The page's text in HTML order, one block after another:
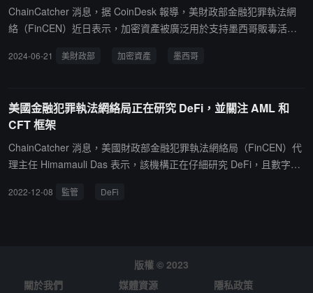
認為這一立場同樣適用。目前，Roman Storm 的律師團隊請求法院
要求政府披露所有與 FinCEN 的通信，並提供與 Samourai Wallet 案
ChainCatcher 消息，据 CoinDesk 報導，美財政部金融犯罪執法網
絡（FinCEN）近日表示，加密資產被廣泛用於支持墨西哥販毒活動
T，美國金融公司應注意生產這種危險麻醉品的犯罪組織網絡。
2024-06-21 美財政部 加密資產 墨西哥
美國金融犯罪執法網絡局正在研究 DeFi，並關注 AML 和
CFT 框架
ChainCatcher 消息，美國財政部金融犯罪執法網絡局（FinCEN）代
理主任 Himamauli Das 表示，該機構正在仔細研究 DeFi，且數字資
細關注針對加密貨幣和數字資產的反洗錢（AML）和打擊恐怖主義融
2022-12-08 監管 DeFi
版權 © 2023
關於我們
媒體資源 隱私政策